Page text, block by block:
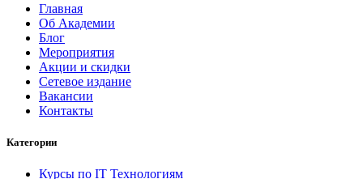
Главная
Об Академии
Блог
Мероприятия
Акции и скидки
Сетевое издание
Вакансии
Контакты
Категории
Курсы по IT Технологиям